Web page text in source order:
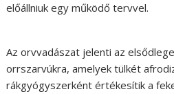
előállniuk egy működő tervvel.
Az orvvadászat jelenti az
orrszarvúkra, amelyek tülkét
rákgyógyszerként értékesítik a